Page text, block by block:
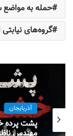
حمله به
گروه‌های نیابتی
آذربایجان